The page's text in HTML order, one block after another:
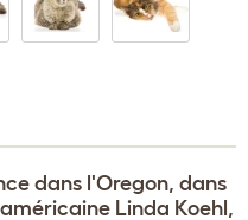
dans l'Oregon, dans
Linda Koehl,